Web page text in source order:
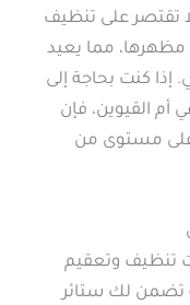
تقتصر على تنظيف
مما يعيد
إذا كنت بحاجة إلى
القيوين، فإن
مستوى من
تنظيف وتعقيم
تضمن لك ستائر